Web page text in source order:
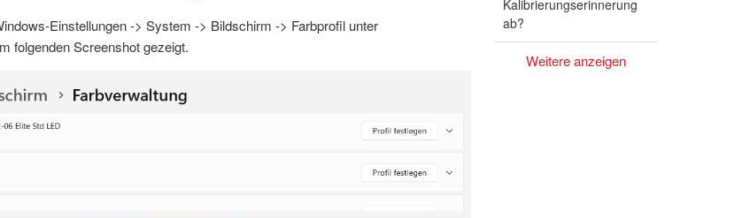
Kalibrierungserinnerung
ab?
Weitere anzeigen
Einstellungen -> System -> Bildschirm -> Farbprofil unter
folgenden Screenshot gezeigt.